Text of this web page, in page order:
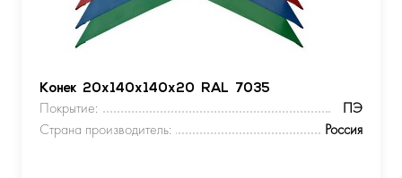
Конек 20х140х140х20 RAL 7035
Покрытие:
ПЭ
Страна производитель:
Россия